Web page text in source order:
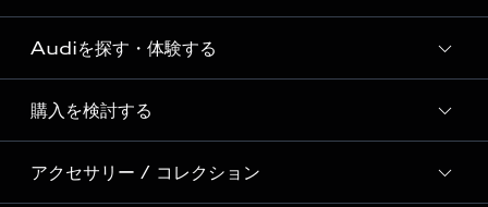
Audi ブランド
Story of Progress
Audi Sport
Formula 1®
Audiを探す・体験する
ディーラー検索
新車在庫検索
購入を検討する
モデル一覧
アクセサリー / コレクション